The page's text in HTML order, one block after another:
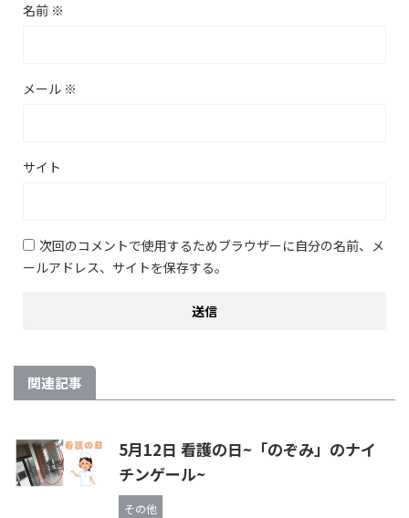
名前 ※
メール ※
サイト
次回のコメントで使用するためブラウザーに自分の名前、メ
ールアドレス、サイトを保存する。
関連記事
5月12日 看護の日~「のぞみ」のナイ
チンゲール~
その他